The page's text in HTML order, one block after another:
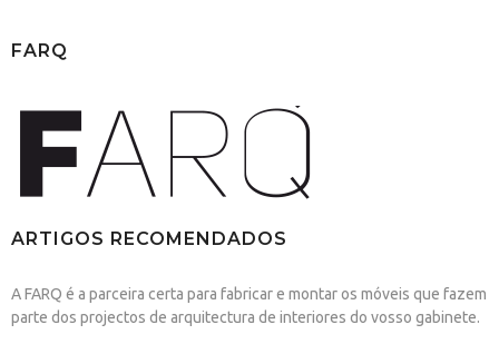
FARQ
ARTIGOS RECOMENDADOS
A FARQ é a parceira certa para fabricar e montar os móveis que fazem
parte dos projectos de arquitectura de interiores do vosso gabinete.